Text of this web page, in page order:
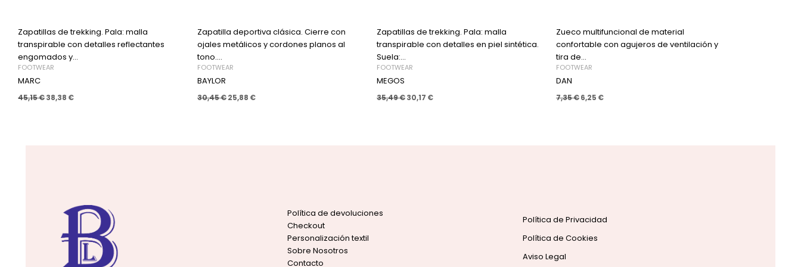
Zapatillas de trekking. Pala: malla
transpirable con detalles reflectantes
engomados y...
FOOTWEAR
MARC
45,15€38,38 €
Zapatilla deportiva clásica. Cierre con
ojales metálicos y cordones planos al
tono....
FOOTWEAR
BAYLOR
30,45€25,88 €
Zapatillas de trekking. Pala: malla
transpirable con detalles en piel sintética.
Suela:...
FOOTWEAR
MEGOS
35,49€30,17 €
Zueco multifuncional de material
confortable con agujeros de ventilación y
tira de...
FOOTWEAR
DAN
7,35€6,25 €
Política de devoluciones
Checkout
Personalización textil
Sobre Nosotros
Contacto
Política de Privacidad
Política de Cookies
Aviso Legal